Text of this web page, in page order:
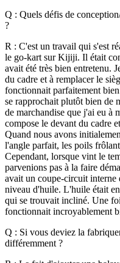
Q : Quels défis de
?
R : C'est un travail qui s'est
le go-kart sur Kijiji. Il était
avait été très bien entretenu.
du cadre et à remplacer le
fonctionnait parfaitement
se rapprochait plutôt bien de
de marchandise que j'ai eu à
compose le devant du cadre
Quand nous avons
l'angle parfait, les poils
Cependant, lorsque vint le
parvenions pas à la faire
avait un coupe-circuit interne
niveau d'huile. L'huile était
qui se trouvait incliné. Une
fonctionnait incroyablement
Q : Si vous deviez la
différemment ?